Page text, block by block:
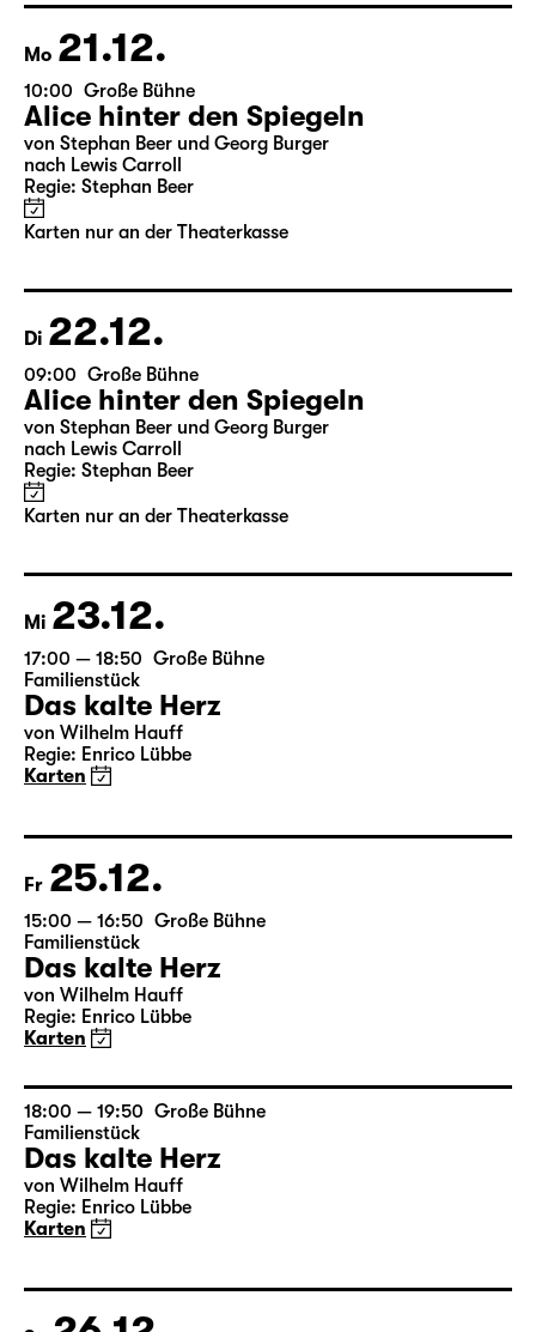
Regie: Salome Schneebeli
Karten
Mo 21.12.
10:00 Große Bühne
Alice hinter den Spiegeln
von Stephan Beer und Georg Burger
Karten nur an der Theaterkasse
Di 22.12.
09:00 Große Bühne
Alice hinter den Spiegeln
von Stephan Beer und Georg Burger
Karten nur an der Theaterkasse
Mi 23.12.
17:00 — 18:50 Große Bühne
Familienstück
Das kalte Herz
Regie: Enrico Lübbe
Karten
Fr 25.12.
15:00 — 16:50 Große Bühne
Familienstück
Das kalte Herz
von Wilhelm Hauff
Regie: Enrico Lübbe
Karten
18:00 — 19:50 Große Bühne
Familienstück
Das kalte Herz
Regie: Enrico Lübbe
Karten